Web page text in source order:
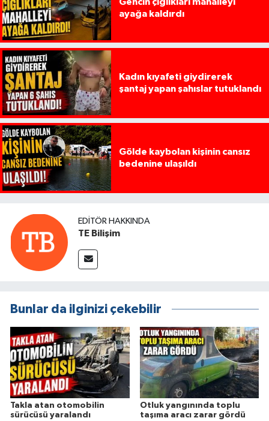
ayağa kaldırdı
Kadın kıyafeti giydirerek
şantaj yapan şahıslar tutuklandı
Gölde kaybolan kişinin cansız
bedenine ulaşıldı
EDITÖR HAKKINDA
TE Bilişim
Bunlar da ilginizi çekebilir
Takla atan otomobilin
sürücüsü yaralandı
Otluk yangınında toplu
taşıma aracı zarar gördü